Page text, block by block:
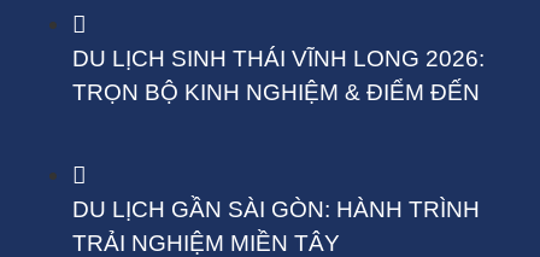
DU LỊCH SINH THÁI VĨNH LONG 2026:
TRỌN BỘ KINH NGHIỆM & ĐIỂM ĐẾN
DU LỊCH GẦN SÀI GÒN: HÀNH TRÌNH
TRẢI NGHIỆM MIỀN TÂY